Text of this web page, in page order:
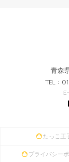
青森
TEL :
たっこ王
プライバシー